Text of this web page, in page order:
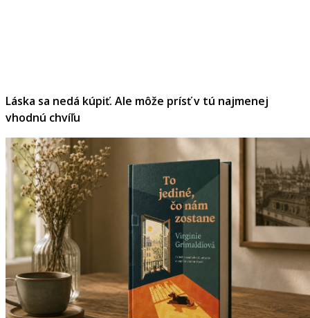
Láska sa nedá kúpiť. Ale môže prísť v tú najmenej
vhodnú chvíľu